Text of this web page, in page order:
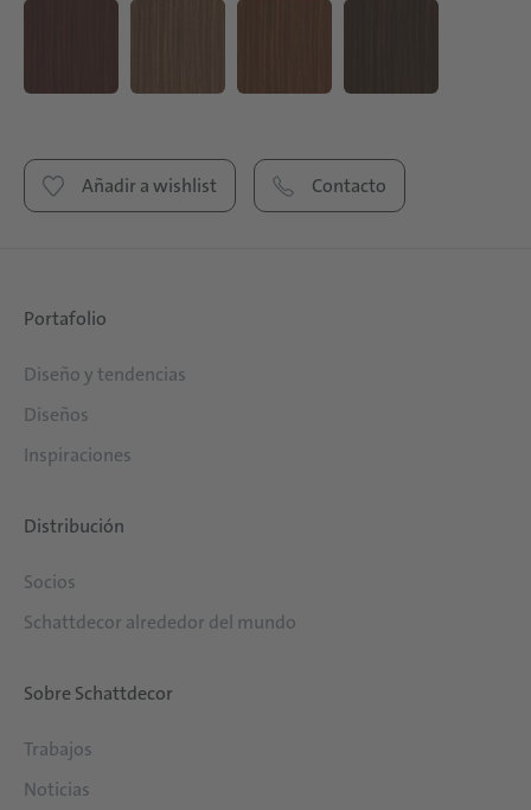
Añadir a wishlist Contacto
Portafolio
Diseño y tendencias
Diseños
Inspiraciones
Distribución
Socios
Schattdecor alrededor del mundo
Sobre Schattdecor
Trabajos
Noticias